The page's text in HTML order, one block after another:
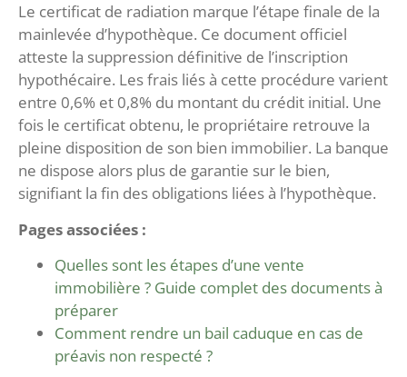
Le certificat de radiation marque l’étape finale de la
mainlevée d’hypothèque. Ce document officiel
atteste la suppression définitive de l’inscription
hypothécaire. Les frais liés à cette procédure varient
entre 0,6% et 0,8% du montant du crédit initial. Une
fois le certificat obtenu, le propriétaire retrouve la
pleine disposition de son bien immobilier. La banque
ne dispose alors plus de garantie sur le bien,
signifiant la fin des obligations liées à l’hypothèque.
Pages associées :
Quelles sont les étapes d’une vente
immobilière ? Guide complet des documents à
préparer
Comment rendre un bail caduque en cas de
préavis non respecté ?